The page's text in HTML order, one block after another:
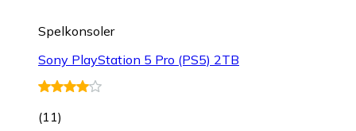
Spelkonsoler
Sony PlayStation 5 Pro (PS5) 2TB
(11)